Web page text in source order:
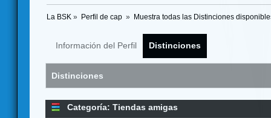
La BSK » Perfil de cap » Muestra todas las Distinciones
Información del Perfil Distinciones
Distinciones
Categoría: Tiendas amigas